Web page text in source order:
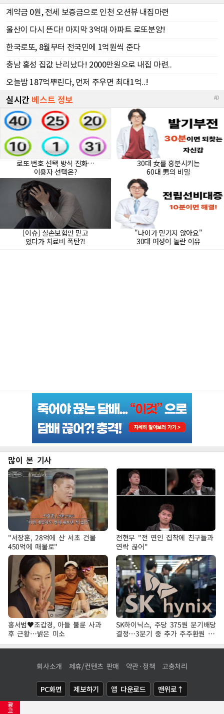
광
고
많이 본 기사
"서장훈, 28억에 산 서초 건물
450억에 매물로"
전현무 "전 연인 집착에 친구들과
연락 끊어"
홍서범♥조갑경, 아들 불륜 사과
후 근황…밝은 미소
SK하이닉스, 주당 375원 분기배당
결정…3분기 중 추가 주주환원 발
표
회사소개 제휴/컨텐츠 판매 약관·정책 고충처리
PC화면 제보하기 앱 다운로드 맨위로↑